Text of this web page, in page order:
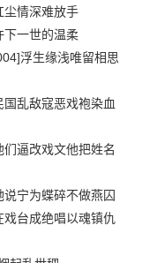
尘情深难放手
下一世的温柔
浮生缘浅唯留相思
国乱敌寇恶戏袍染血
们逼改戏文他把姓名
说宁为蝶碎不做燕囚
戏台成绝唱以魂镇仇